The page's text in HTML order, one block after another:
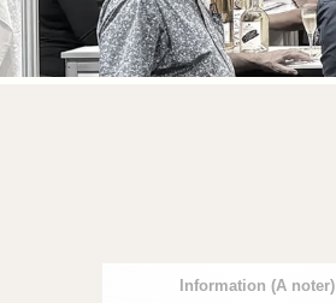
Information (A noter)